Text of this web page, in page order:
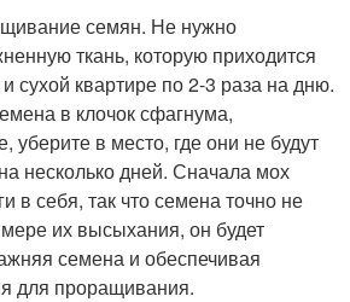
семян. Не нужно
ткань, которую приходится
сухой квартире по 2-3 раза на дню.
в клочок сфагнума,
уберите в место, где они не будут
несколько дней. Сначала мох
в себя, так что семена точно не
их высыхания, он будет
семена и обеспечивая
для проращивания.